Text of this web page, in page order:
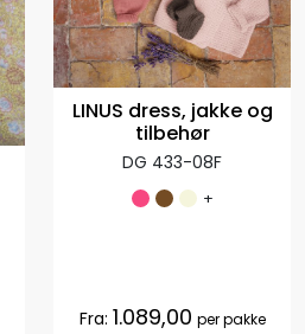
LINUS dress, jakke og
tilbehør
DG 433-08F
+
Fra: 1.089,00 per pakke